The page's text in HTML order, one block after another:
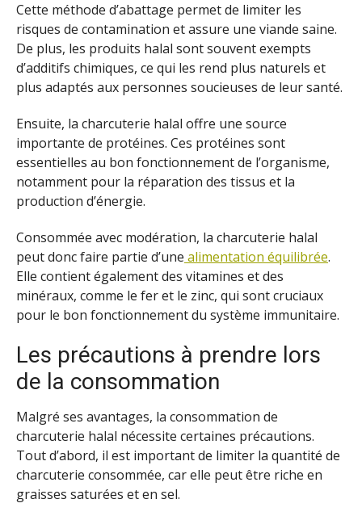
Cette méthode d’abattage permet de limiter les
risques de contamination et assure une viande saine.
De plus, les produits halal sont souvent exempts
d’additifs chimiques, ce qui les rend plus naturels et
plus adaptés aux personnes soucieuses de leur santé.
Ensuite, la charcuterie halal offre une source
importante de protéines. Ces protéines sont
essentielles au bon fonctionnement de l’organisme,
notamment pour la réparation des tissus et la
production d’énergie.
Consommée avec modération, la charcuterie halal
peut donc faire partie d’une alimentation équilibrée.
Elle contient également des vitamines et des
minéraux, comme le fer et le zinc, qui sont cruciaux
pour le bon fonctionnement du système immunitaire.
Les précautions à prendre lors
de la consommation
Malgré ses avantages, la consommation de
charcuterie halal nécessite certaines précautions.
Tout d’abord, il est important de limiter la quantité de
charcuterie consommée, car elle peut être riche en
graisses saturées et en sel.